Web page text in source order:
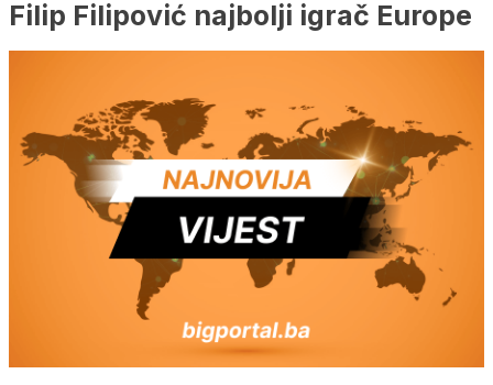
Filip Filipović najbolji igrač Europe